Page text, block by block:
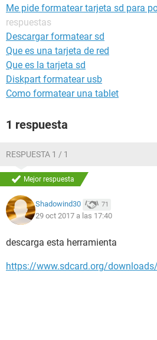
Me pide formatear tarjeta sd para
respuestas
Descargar formatear sd
Que es una tarjeta de red
Que es la tarjeta sd
Diskpart formatear usb
Como formatear una tablet
1 respuesta
RESPUESTA 1 / 1
Mejor respuesta
Shadowind30 71
29 oct 2017 a las 17:40
descarga esta herramienta
https://www.sdcard.org/